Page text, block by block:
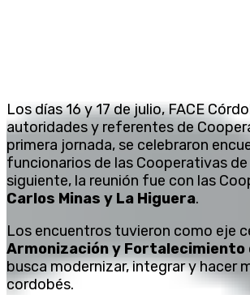
Los días 16 y 17 de julio, FACE
autoridades y referentes de
primera jornada, se celebraron
funcionarios de las Cooperativas de
siguiente, la reunión fue con las
Carlos Minas y La Higuera.
Los encuentros tuvieron como eje
Armonización y
busca modernizar, integrar y hacer
cordobés.